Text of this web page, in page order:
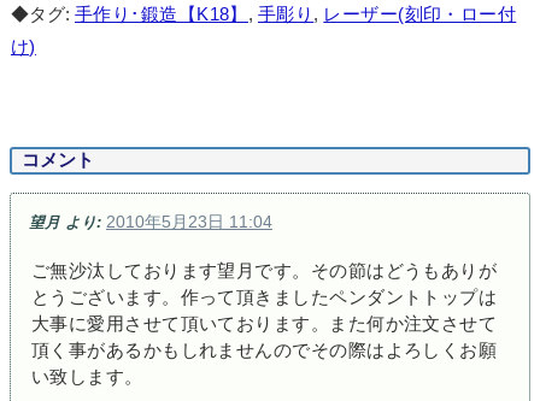
◆タグ: 手作り･鍛造【K18】 , 手彫り , レーザー(刻印・ロー付
け)
コメント
望月 より: 2010年5月23日 11:04
ご無沙汰しております望月です。その節はどうもありが
とうございます。作って頂きましたペンダントトップは
大事に愛用させて頂いております。また何か注文させて
頂く事があるかもしれませんのでその際はよろしくお願
い致します。